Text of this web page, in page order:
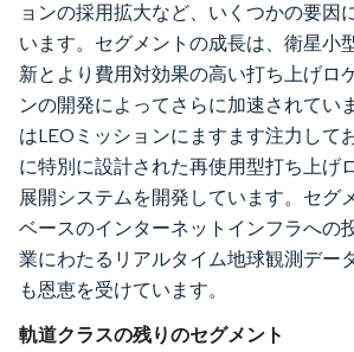
ョンの採用拡大など、いくつかの要因
います。セグメントの成長は、衛星小
新とより費用対効果の高い打ち上げロ
ンの開発によってさらに加速されてい
はLEOミッションにますます注力して
に特別に設計された再使用型打ち上げ
展開システムを開発しています。セグ
ベースのインターネットインフラへの
業にわたるリアルタイム地球観測デー
も恩恵を受けています。
軌道クラスの残りのセグメント